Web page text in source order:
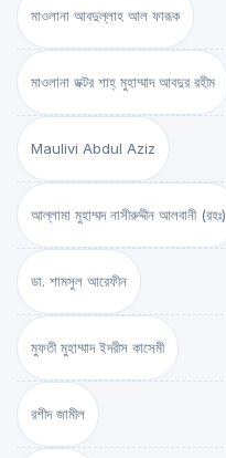
মাওলানা আবদুল্লাহ আল ফারূক
মাওলানা ডক্টর শাহ্‌ মুহাম্মাদ আবদুর রহীম
Maulivi Abdul Aziz
আল্লামা মুহাম্মদ নাসীরুদ্দীন আলবানী (রহঃ)
ডা. শামসুল আরেফীন
মুফতী মুহাম্মাদ ইদরীস কাসেমী
রশীদ জামীল